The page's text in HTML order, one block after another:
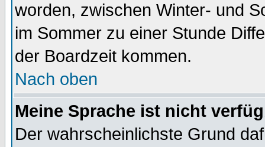
worden, zwischen Winter- und
im Sommer zu einer Stunde
der Boardzeit kommen.
Nach oben
Meine Sprache ist nicht
Der wahrscheinlichste Grund